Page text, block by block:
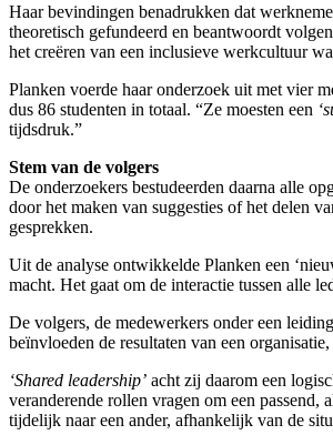
Haar bevindingen benadrukken dat
theoretisch gefundeerd en beantwoordt
het creëren van een inclusieve werkcultuur
Planken voerde haar onderzoek uit met vier
dus 86 studenten in totaal. “Ze moesten een
tijdsdruk.”
Stem van de volgers
De onderzoekers bestudeerden daarna alle
door het maken van suggesties of het delen
gesprekken.
Uit de analyse ontwikkelde Planken een
macht. Het gaat om de interactie tussen alle
De volgers, de medewerkers onder een
beïnvloeden de resultaten van een
‘Shared leadership’ acht zij daarom een
veranderende rollen vragen om een
tijdelijk naar een ander, afhankelijk van de